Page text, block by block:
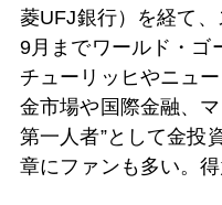
2021年08月19日 爽
2021年08月18日 米
菱UFJ銀行）を経て
9月までワールド・ゴ
チューリッヒやニュ
金市場や国際金融、
第一人者”として金投
章にファンも多い。